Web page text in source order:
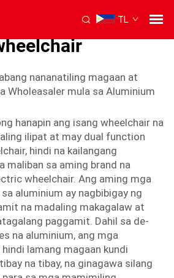
TL
na elektrikong
nananatiling magaan at
Wholeasaler mula sa Aluminium
hanapin ang isang wheelchair na
ilipat at may dual function
hindi na kailangang
maliban sa aming brand na
wheelchair. Ang aming mga
aluminium ay nagbibigay ng
na madaling makagalaw at
paggamit. Dahil sa de-
na aluminium, ang mga
lamang magaan kundi
na tibay, na ginagawa silang